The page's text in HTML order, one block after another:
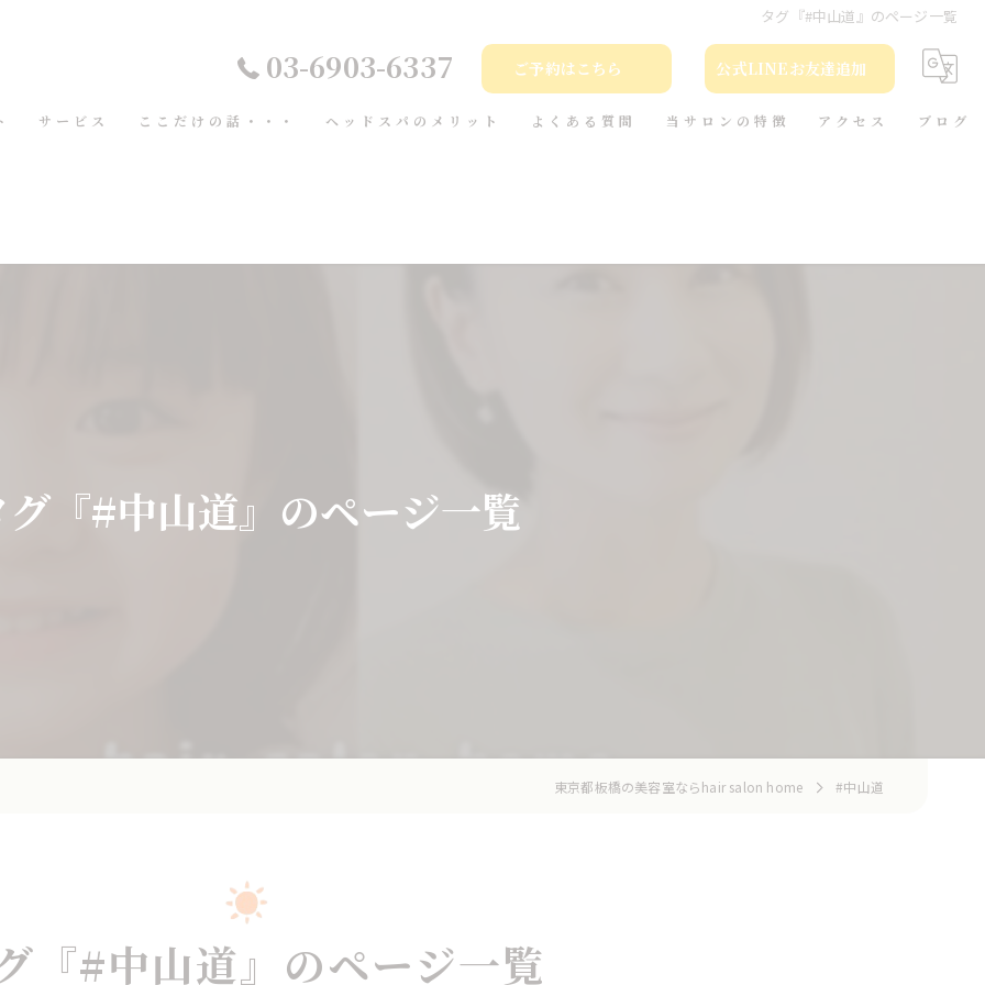
タグ『#中山道』のページ一覧
03-6903-6337 ご予約はこちら 公式LINEお友達追加
サービス ここだけの話・・・ ヘッドスパのメリット よくある質問 当サロンの特徴 アクセス ブログ
『#中山道』のページ一覧
東京都板橋の美容室ならhair salon home #中山道
『#中山道』のページ一覧